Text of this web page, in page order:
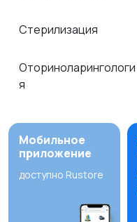
Стерилизация
Оториноларингологи
я
Мобильное
приложение
доступно Rustore